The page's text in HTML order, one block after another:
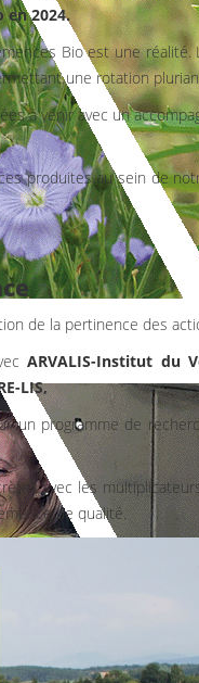
en 2024.
Bio est une
une rotation
à venir avec un
produites au sein de
de la pertinence des
ARVALIS-Institut du
LIS,
un programme de
avec les
de qualité.